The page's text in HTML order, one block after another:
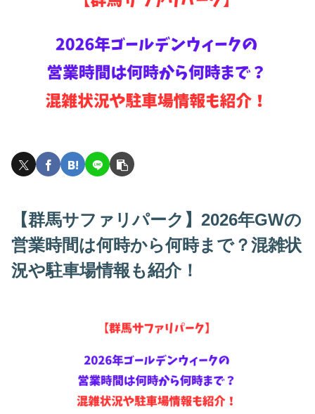
【群馬サファリパーク】2026年GWの
営業時間は何時から何時まで？混雑状
況や駐車場情報も紹介！